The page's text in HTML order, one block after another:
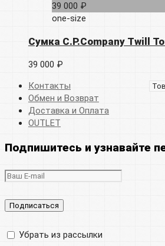
39 000 ₽
one-size
Сумка C.P.Company Twill
39 000 ₽
Контакты
Обмен и Возврат
Доставка и Оплата
OUTLET
Подпишитесь и узнавайте
Убрать из рассылки